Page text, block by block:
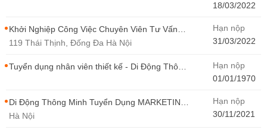
18/03/2022
Khởi Nghiệp Công Việc Chuyên Viên Tư Vấn
Bán Hàng Di Động Thông Minh
119 Thái Thịnh, Đống Đa Hà Nội
Hạn nộp
31/03/2022
Tuyển dụng nhân viên thiết kế - Di Động Thông
Hạn nộp
01/01/1970
Di Động Thông Minh Tuyển Dụng MARKETING
- CONTENT WIRITER
Hà Nội
Hạn nộp
30/11/2021